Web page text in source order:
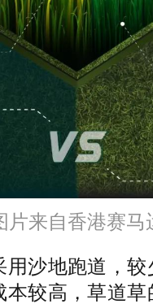
片来自香港赛马
沙地跑道，
较高，草道